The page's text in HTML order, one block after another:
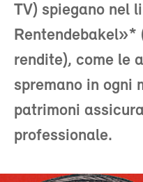
TV) spiegano nel
rendite), come le
spremano in ogni
patrimoni
professionale.